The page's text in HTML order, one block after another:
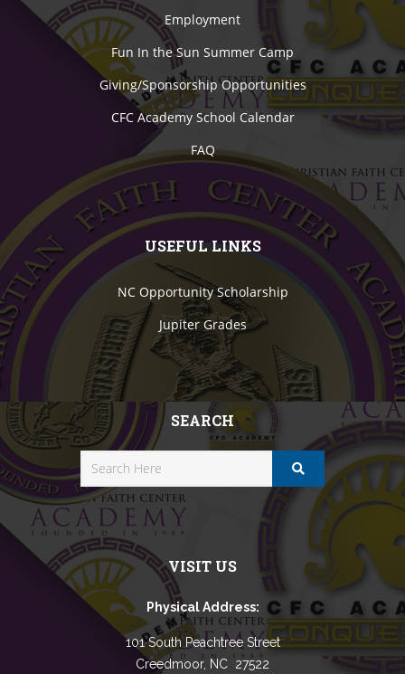
Employment
Fun In the Sun Summer Camp
Giving/Sponsorship Opportunities
CFC Academy School Calendar
FAQ
USEFUL LINKS
NC Opportunity Scholarship
Jupiter Grades
SEARCH
VISIT US
Physical Address:
101 South Peachtree Street
Creedmoor, NC 27522